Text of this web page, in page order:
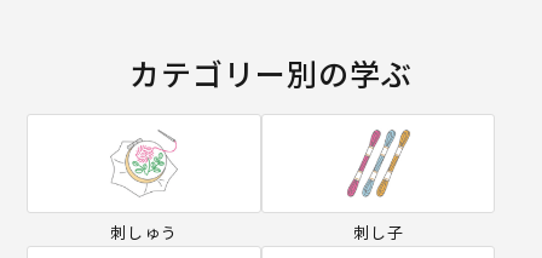
カテゴリー別の学ぶ
刺しゅう 刺し子